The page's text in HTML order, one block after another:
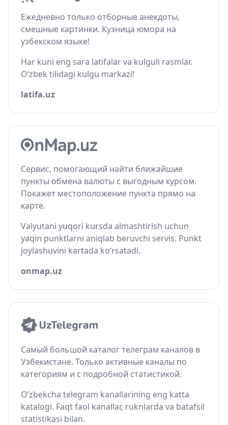
Ежедневно только отборные анекдоты,
смешные картинки. Кузница юмора на
узбекском языке!
Har kuni eng sara latifalar va kulguli rasmlar.
O‘zbek tilidagi kulgu markazi!
latifa.uz
Сервис, помогающий найти ближайшие
пункты обмена валюты с выгодным курсом.
Покажет местоположение пункта прямо на
карте.
Valyutani yuqori kursda almashtirish uchun
yaqin punktlarni aniqlab beruvchi servis. Punkt
joylashuvini kartada ko‘rsatadi.
onmap.uz
Самый большой каталог телеграм каналов в
Узбекистане. Только активные каналы по
категориям и с подробной статистикой.
O‘zbekcha telegram kanallarining eng katta
katalogi. Faqt faol kanallar, ruknlarda va batafsil
statistikasi bilan.